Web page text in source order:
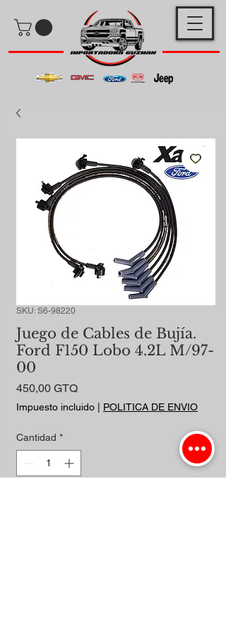
SKU: S6-98220
Juego de Cables de Bujía.
Ford F150 Lobo 4.2L M/97-
00
450,00 GTQPrecio
Impuesto incluido POLITICA DE ENVIO
Cantidad *